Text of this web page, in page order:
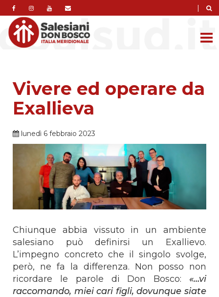
|
Vivere ed operare da
Exallieva
lunedì 6 febbraio 2023
Chiunque abbia vissuto in un ambiente
salesiano può definirsi un Exallievo.
L’impegno concreto che il singolo svolge,
però, ne fa la differenza. Non posso non
ricordare le parole di Don Bosco: «…vi
raccomando, miei cari figli, dovunque siate